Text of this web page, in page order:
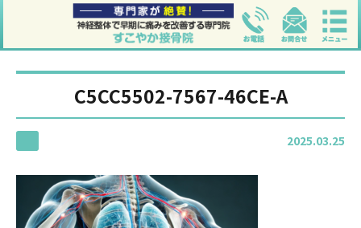
C5CC5502-7567-46CE-A
2025.03.25